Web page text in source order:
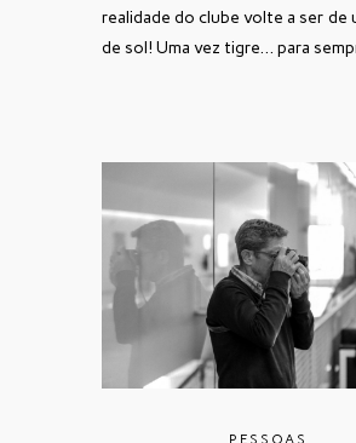
realidade do clube volte a ser de
de sol! Uma vez tigre… para
PESSOAS